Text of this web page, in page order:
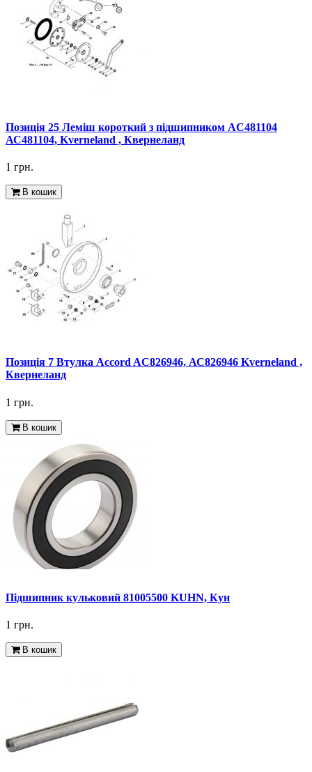
Позиція 25 Леміш короткий з підшипником AC481104
АС481104, Kverneland , Квернеланд
1 грн.
В кошик
Позиція 7 Втулка Accord AC826946, АС826946 Kverneland ,
Квернеланд
1 грн.
В кошик
Підшипник кульковий 81005500 KUHN, Кун
1 грн.
В кошик